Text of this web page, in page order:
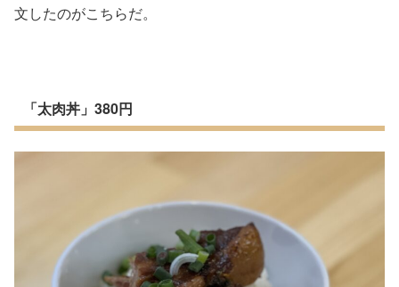
文したのがこちらだ。
「太肉丼」380円